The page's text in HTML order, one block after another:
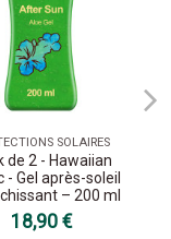
SOLAIRES
de 2 - Hawaiian
- Gel après-soleil
– 200 ml
18,90 €